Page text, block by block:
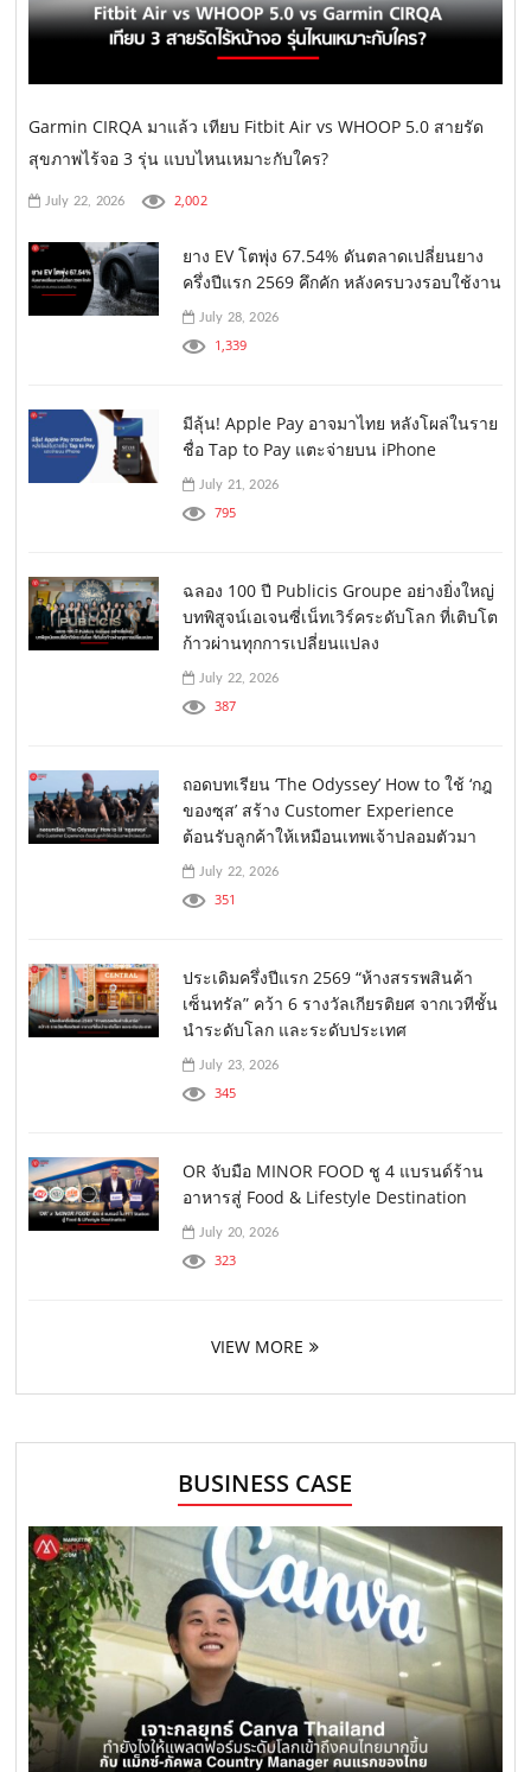
Garmin CIRQA มาแล้ว เทียบ Fitbit Air vs WHOOP 5.0 สายรัด
สุขภาพไร้จอ 3 รุ่น แบบไหนเหมาะกับใคร?
July 22, 2026 2,002
ยาง EV โตพุ่ง 67.54% ดันตลาดเปลี่ยนยาง
ครึ่งปีแรก 2569 คึกคัก หลังครบวงรอบใช้งาน
July 28, 2026
1,339
มีลุ้น! Apple Pay อาจมาไทย หลังโผล่ในราย
ชื่อ Tap to Pay แตะจ่ายบน iPhone
July 21, 2026
795
ฉลอง 100 ปี Publicis Groupe อย่างยิ่งใหญ่
บทพิสูจน์เอเจนซี่เน็ทเวิร์คระดับโลก ที่เติบโต
ก้าวผ่านทุกการเปลี่ยนแปลง
July 22, 2026
387
ถอดบทเรียน ‘The Odyssey’ How to ใช้ ‘กฎ
ของซุส’ สร้าง Customer Experience
ต้อนรับลูกค้าให้เหมือนเทพเจ้าปลอมตัวมา
July 22, 2026
351
ประเดิมครึ่งปีแรก 2569 “ห้างสรรพสินค้า
เซ็นทรัล” คว้า 6 รางวัลเกียรติยศ จากเวทีชั้น
นำระดับโลก และระดับประเทศ
July 23, 2026
345
OR จับมือ MINOR FOOD ชู 4 แบรนด์ร้าน
อาหารสู่ Food & Lifestyle Destination
July 20, 2026
323
VIEW MORE
BUSINESS CASE